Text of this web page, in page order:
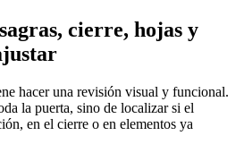
cierre, hojas y
hacer una revisión visual y funcional.
la puerta, sino de localizar si el
en el cierre o en elementos ya